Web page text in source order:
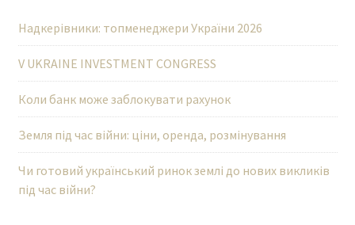
Надкерівники: топменеджери України 2026
V UKRAINE INVESTMENT CONGRESS
Коли банк може заблокувати рахунок
Земля під час війни: ціни, оренда, розмінування
Чи готовий український ринок землі до нових викликів
під час війни?